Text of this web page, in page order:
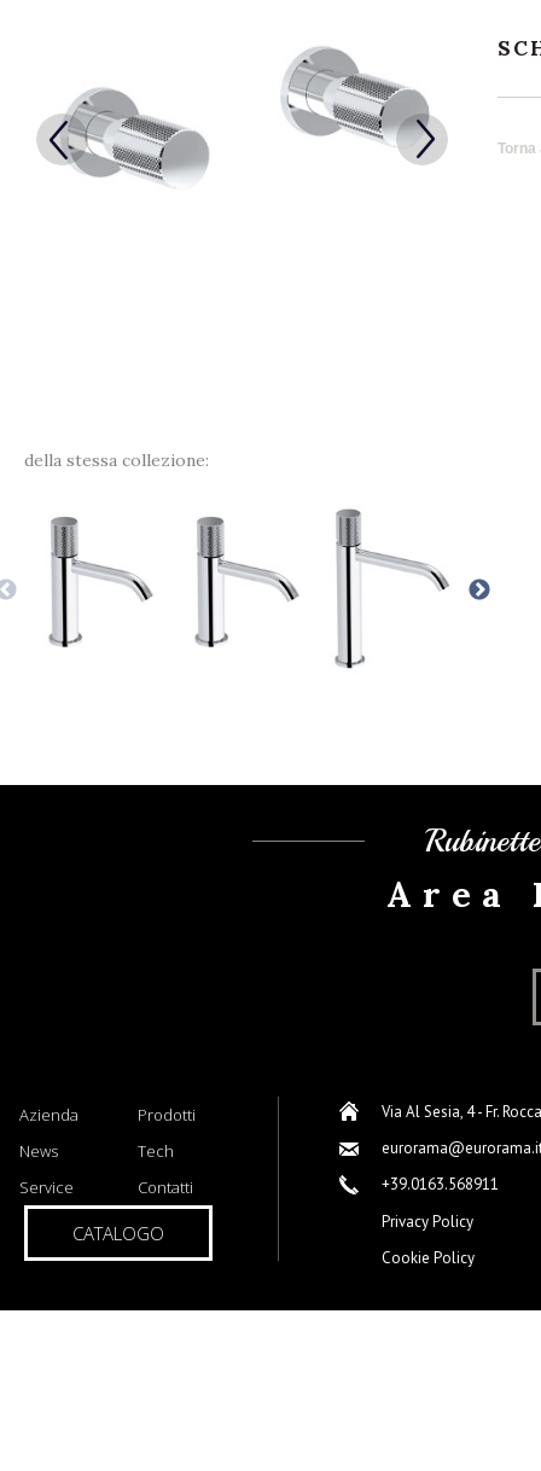
della stessa collezione:
Torna
Area
Azienda
Prodotti
News
Tech
Service
Contatti
CATALOGO
Via Al Sesia, 4 - Fr.
+39.0163.568911
Privacy Policy
Cookie Policy